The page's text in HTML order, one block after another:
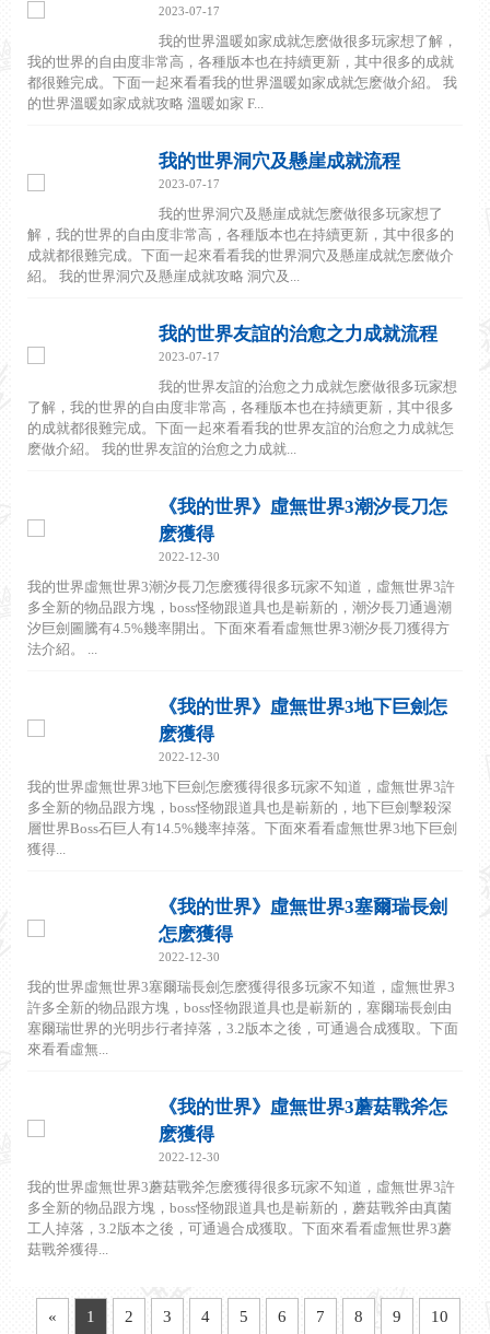
2023-07-17
我的世界溫暖如家成就怎麽做很多玩家想了解，
我的世界的自由度非常高，各種版本也在持續更新，其中很多的成就
都很難完成。下面一起來看看我的世界溫暖如家成就怎麽做介紹。 我
的世界溫暖如家成就攻略 溫暖如家 F...
我的世界洞穴及懸崖成就流程
2023-07-17
我的世界洞穴及懸崖成就怎麽做很多玩家想了
解，我的世界的自由度非常高，各種版本也在持續更新，其中很多的
成就都很難完成。下面一起來看看我的世界洞穴及懸崖成就怎麽做介
紹。 我的世界洞穴及懸崖成就攻略 洞穴及...
我的世界友誼的治愈之力成就流程
2023-07-17
我的世界友誼的治愈之力成就怎麽做很多玩家想
了解，我的世界的自由度非常高，各種版本也在持續更新，其中很多
的成就都很難完成。下面一起來看看我的世界友誼的治愈之力成就怎
麽做介紹。 我的世界友誼的治愈之力成就...
《我的世界》虛無世界3潮汐長刀怎
麽獲得
2022-12-30
我的世界虛無世界3潮汐長刀怎麽獲得很多玩家不知道，虛無世界3許
多全新的物品跟方塊，boss怪物跟道具也是嶄新的，潮汐長刀通過潮
汐巨劍圖騰有4.5%幾率開出。下面來看看虛無世界3潮汐長刀獲得方
法介紹。 ...
《我的世界》虛無世界3地下巨劍怎
麽獲得
2022-12-30
我的世界虛無世界3地下巨劍怎麽獲得很多玩家不知道，虛無世界3許
多全新的物品跟方塊，boss怪物跟道具也是嶄新的，地下巨劍擊殺深
層世界Boss石巨人有14.5%幾率掉落。下面來看看虛無世界3地下巨劍
獲得...
《我的世界》虛無世界3塞爾瑞長劍
怎麽獲得
2022-12-30
我的世界虛無世界3塞爾瑞長劍怎麽獲得很多玩家不知道，虛無世界3
許多全新的物品跟方塊，boss怪物跟道具也是嶄新的，塞爾瑞長劍由
塞爾瑞世界的光明步行者掉落，3.2版本之後，可通過合成獲取。下面
來看看虛無...
《我的世界》虛無世界3蘑菇戰斧怎
麽獲得
2022-12-30
我的世界虛無世界3蘑菇戰斧怎麽獲得很多玩家不知道，虛無世界3許
多全新的物品跟方塊，boss怪物跟道具也是嶄新的，蘑菇戰斧由真菌
工人掉落，3.2版本之後，可通過合成獲取。下面來看看虛無世界3蘑
菇戰斧獲得...
« 1 2 3 4 5 6 7 8 9 10